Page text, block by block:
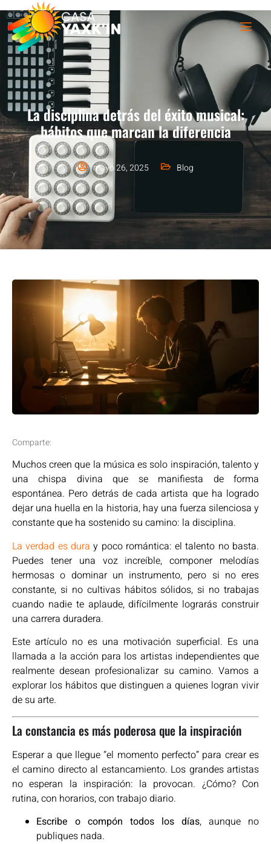
La disciplina detrás del éxito musical:
hábitos que marcan la diferencia
mayo 26, 2025 Blog
Comparte:
Muchos creen que la música es solo inspiración, talento y
una chispa divina que se manifiesta de forma
espontánea. Pero detrás de cada artista que ha logrado
dejar una huella en la historia, hay una fuerza silenciosa y
constante que ha sostenido su camino: la disciplina.
La verdad es dura y poco romántica: el talento no basta.
Puedes tener una voz increíble, componer melodías
hermosas o dominar un instrumento, pero si no eres
constante, si no cultivas hábitos sólidos, si no trabajas
cuando nadie te aplaude, difícilmente lograrás construir
una carrera duradera.
Este artículo no es una motivación superficial. Es una
llamada a la acción para los artistas independientes que
realmente desean profesionalizar su camino. Vamos a
explorar los hábitos que distinguen a quienes logran vivir
de su arte.
La constancia es más poderosa que la inspiración
Esperar a que llegue “el momento perfecto” para crear es
el camino directo al estancamiento. Los grandes artistas
no esperan la inspiración: la provocan. ¿Cómo? Con
rutina, con horarios, con trabajo diario.
Escribe o compón todos los días, aunque no
publiques nada.